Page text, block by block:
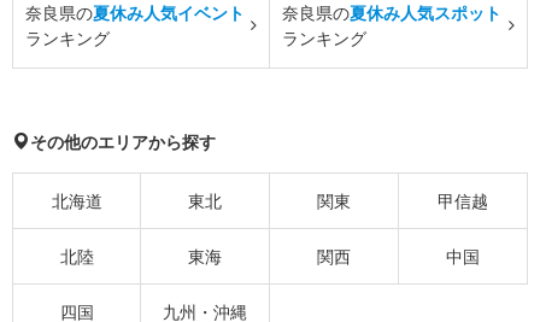
奈良県の夏休み人気イベント
ランキング
奈良県の夏休み人気スポット
ランキング
その他のエリアから探す
北海道 東北 関東 甲信越
北陸 東海 関西 中国
四国 九州・沖縄